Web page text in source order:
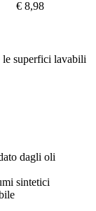
€ 8,98
le superfici lavabili
dagli oli
sintetici